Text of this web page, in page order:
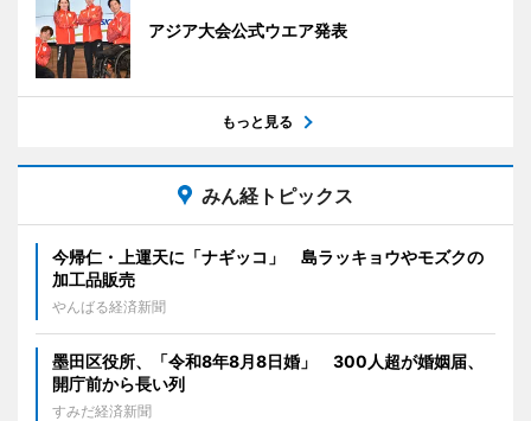
アジア大会公式ウエア発表
もっと見る
みん経トピックス
今帰仁・上運天に「ナギッコ」 島ラッキョウやモズクの
加工品販売
やんばる経済新聞
墨田区役所、「令和8年8月8日婚」 300人超が婚姻届、
開庁前から長い列
すみだ経済新聞